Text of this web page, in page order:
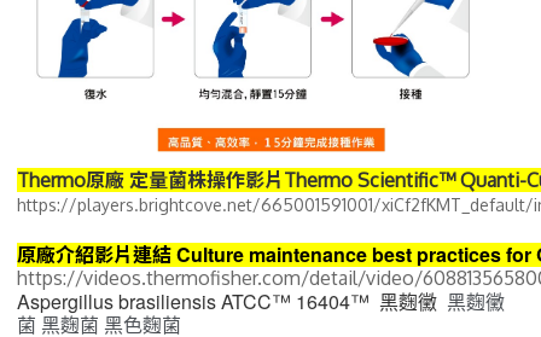
Thermo原廠 定量菌株操作影片Thermo Scientific™ Quanti-
https://players.brightcove.net/665001591001/
原廠介紹影片連結 Culture maintenance best practices
https://videos.thermofisher.com/detail/video/
Aspergillus brasiliensisATCC™ 16404™ 黑麴黴 黑麴黴
菌 黑麴菌 黑色麴菌